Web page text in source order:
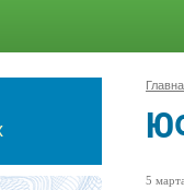
5